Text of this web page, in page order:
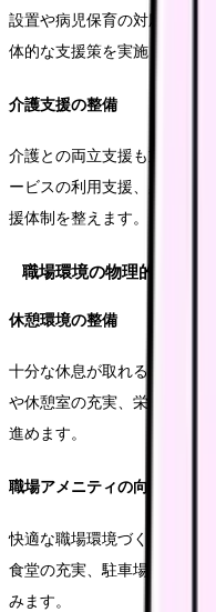
設置や病児保育の対応、育
体的な支援策を実施します。
介護支援の整備
介護との両立支援も重要な
ービスの利用支援、柔軟な
援体制を整えます。
職場環境の物理的改善
休憩環境の整備
十分な休息が取れる環境を
や休憩室の充実、栄養補給
進めます。
職場アメニティの向上
快適な職場環境づくりを進
食堂の充実、駐車場の確保
みます。